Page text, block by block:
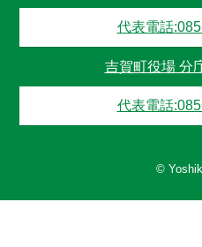
代表電話
吉賀町役場 分
代表電話
©